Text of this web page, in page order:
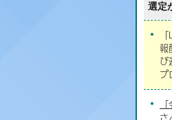
選定
報
び
プ
さ